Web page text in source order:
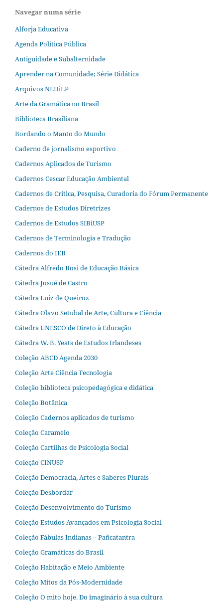
Navegar numa série
Alforja Educativa
Agenda Política Pública
Antiguidade e Subalternidade
Aprender na Comunidade; Série Didática
Arquivos NEHiLP
Arte da Gramática no Brasil
Biblioteca Brasiliana
Bordando o Manto do Mundo
Caderno de jornalismo esportivo
Cadernos Aplicados de Turismo
Cadernos Cescar Educação Ambiental
Cadernos de Crítica, Pesquisa, Curadoria do Fórum Permanente
Cadernos de Estudos Diretrizes
Cadernos de Estudos SIBiUSP
Cadernos de Terminologia e Tradução
Cadernos do IEB
Cátedra Alfredo Bosi de Educação Básica
Cátedra Josué de Castro
Cátedra Luiz de Queiroz
Cátedra Olavo Setubal de Arte, Cultura e Ciência
Cátedra UNESCO de Direto à Educação
Cátedra W. B. Yeats de Estudos Irlandeses
Coleção ABCD Agenda 2030
Coleção Arte Ciência Tecnologia
Coleção biblioteca psicopedagógica e didática
Coleção Botânica
Coleção Cadernos aplicados de turismo
Coleção Caramelo
Coleção Cartilhas de Psicologia Social
Coleção CINUSP
Coleção Democracia, Artes e Saberes Plurais
Coleção Desbordar
Coleção Desenvolvimento do Turismo
Coleção Estudos Avançados em Psicologia Social
Coleção Fábulas Indianas – Pañcatantra
Coleção Gramáticas do Brasil
Coleção Habitação e Meio Ambiente
Coleção Mitos da Pós-Modernidade
Coleção O mito hoje. Do imaginário à sua cultura